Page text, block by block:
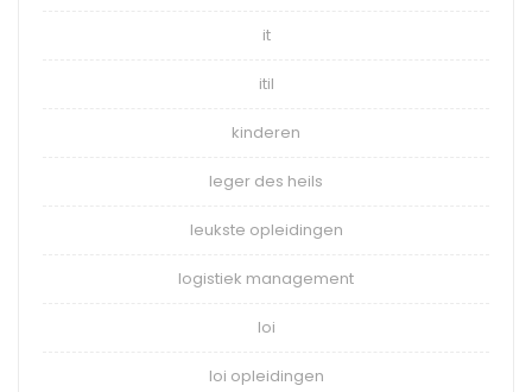
it
itil
kinderen
leger des heils
leukste opleidingen
logistiek management
loi
loi opleidingen